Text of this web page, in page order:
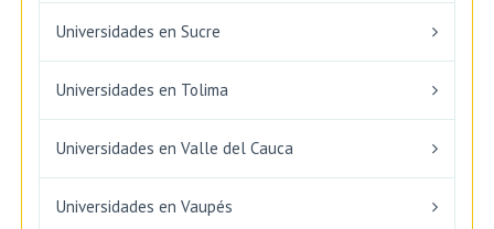
Universidades en Sucre
Universidades en Tolima
Universidades en Valle del Cauca
Universidades en Vaupés